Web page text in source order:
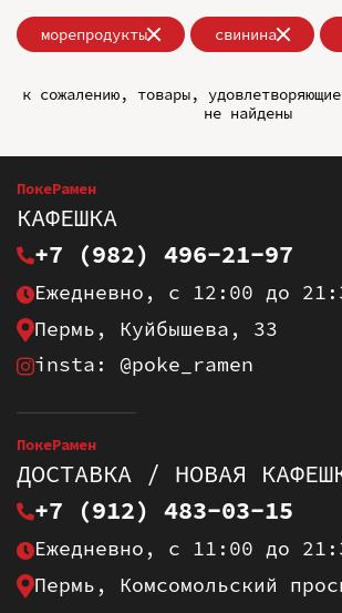
морепродукты свинина
к сожалению, товары,
не найдены
ПокеРамен
КАФЕШКА
+7 (982) 496-21-97
Ежедневно, с 12:00 до
Пермь, Куйбышева, 33
insta: @poke_ramen
ПокеРамен
ДОСТАВКА / НОВАЯ
+7 (912) 483-03-15
Ежедневно, с 11:00 до
Пермь, Комсомольский